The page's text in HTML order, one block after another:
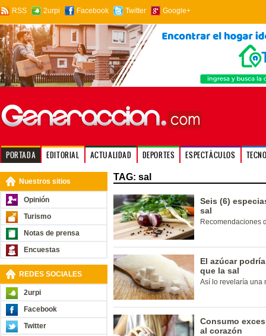
RSS 2urpi Facebook Twitter Google+
PORTADA EDITORIAL ACTUALIDAD DEPORTES ESPECTÁCULOS
Nuestros sitios
Opinión
Turismo
Notas de prensa
Encuestas
REDES SOCIALES
2urpi
Facebook
Twitter
TAG: sal
Seis (6)
sal
Recomendaciones
El azúcar
que la sal
Así lo revelaría una
Consumo
al corazón